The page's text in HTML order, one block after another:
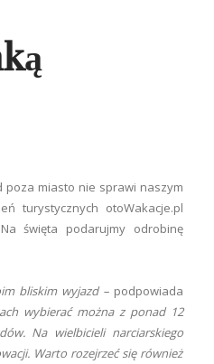
poza miasto nie sprawi naszym
turystycznych otoWakacje.pl
święta podarujmy odrobinę
bliskim wyjazd – podpowiada
wybierać można z ponad 12
Na wielbicieli narciarskiego
Warto rozejrzeć się również